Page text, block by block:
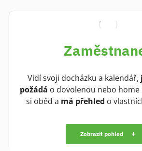
Vidí svoji docházku a kalendář,
požádá o dovolenou nebo home
si oběd a má přehled o
Zobrazit pohled